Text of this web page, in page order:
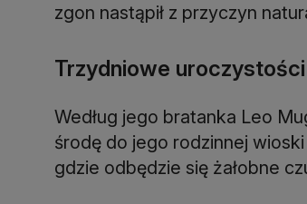
zgon nastąpił z przyczyn
Trzydniowe uroczystości
Według jego bratanka Leo
środę do jego rodzinnej
gdzie odbędzie się żałobne